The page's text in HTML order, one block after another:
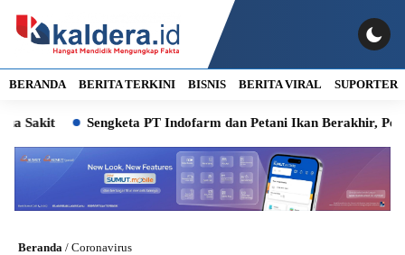
BERANDA BERITA TERKINI BISNIS BERITA VIRAL SUPORTER
Sengketa PT Indofarm dan Petani Ikan Berakhir, Pemkab
Beranda / Coronavirus